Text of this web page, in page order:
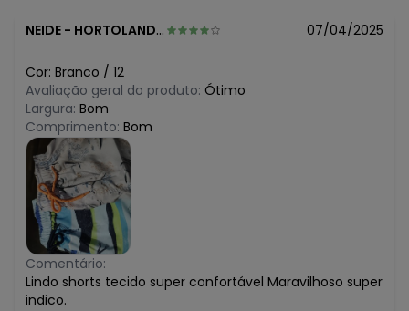
NEIDE - HORTOLANDIA - SP 07/04/2025
Cor: Branco / 12
Avaliação geral do produto: Ótimo
Largura: Bom
Comprimento: Bom
Comentário:
Lindo shorts tecido super confortável Maravilhoso super
indico.